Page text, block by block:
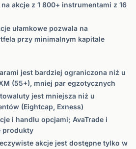
akcje z 1 800+ instrumentami z 16
ułamkowe pozwala na
przy minimalnym kapitale
jest bardziej ograniczona niż u
(55+), mniej par egzotycznych
jest mniejsza niż u
(Eightcap, Exness)
i handlu opcjami; AvaTrade i
produkty
akcje jest dostępne tylko w